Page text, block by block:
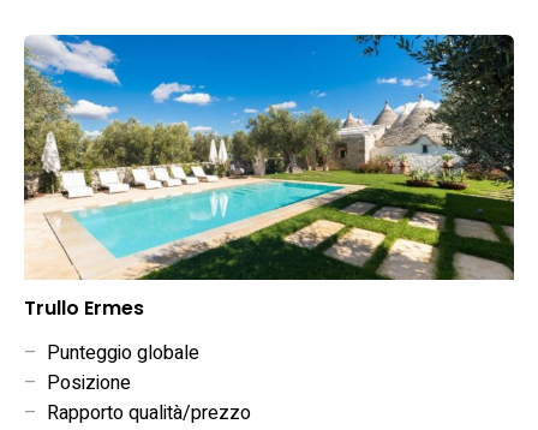
Trullo Ermes
– Punteggio globale
– Posizione
– Rapporto qualità/prezzo